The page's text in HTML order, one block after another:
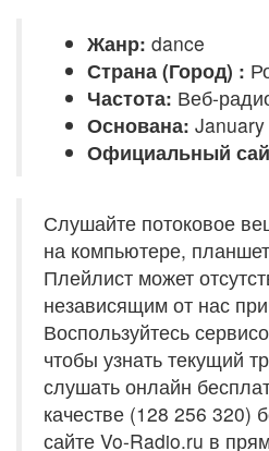
Жанр: dance
Страна (Город) :
Частота: Веб-
Основана:
Официальный
Слушайте потоковое
на компьютере,
Плейлист может
независящим от нас
Воспользуйтесь
чтобы узнать текущий
слушать онлайн
качестве (128 256 320)
сайте Vo-Radio.ru в